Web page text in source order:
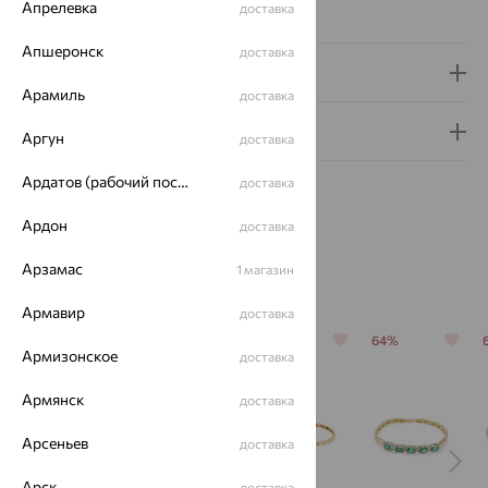
Сертификаты на камни
Гарантия и возврат
Похожие изделия
64%
Апрелевка доставка
Апшеронск доставка
Арамиль доставка
Аргун доставка
Ардатов (рабочий поселок) доставка
Ардон доставка
Арзамас 1 магазин
Армавир доставка
Армизонское доставка
Армянск доставка
Арсеньев доставка